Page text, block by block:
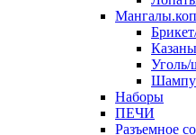
Уголь/
Наборы
ПЕЧИ
Разъемное